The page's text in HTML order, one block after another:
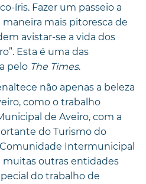
íris. Fazer um passeio a
mais pitoresca de
avistar-se a vida dos
Esta é uma das
pelo The Times.
não apenas a beleza
como o trabalho
de Aveiro, com a
do Turismo do
Intermunicipal
muitas outras entidades
do trabalho de